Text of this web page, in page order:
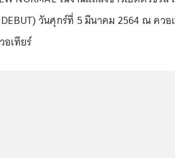
วันศุกร์ที่ 5 มีนาคม 2564 ณ ควอ
อเทียร์